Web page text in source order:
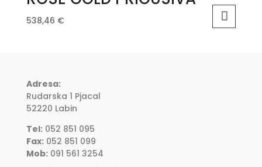
538,46 €
Adresa:
Rudarska 1 Pjacal
52220 Labin
Tel:052 851 095
Fax:052 851 099
Mob:091 561 3254